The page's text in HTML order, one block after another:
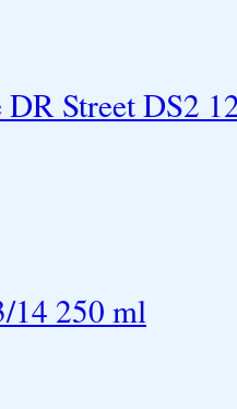
Street DS2
14 250 ml